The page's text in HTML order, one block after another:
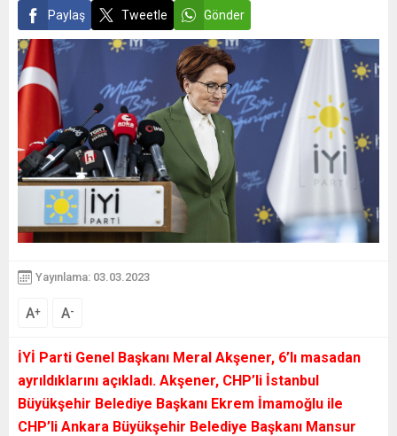
Paylaş Tweetle Gönder
Yayınlama: 03.03.2023
A+ A-
İYİ Parti Genel Başkanı Meral Akşener, 6’lı masadan
ayrıldıklarını açıkladı. Akşener, CHP’li İstanbul
Büyükşehir Belediye Başkanı Ekrem İmamoğlu ile
CHP’li Ankara Büyükşehir Belediye Başkanı Mansur